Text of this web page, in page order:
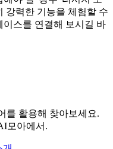
강력한 기능을 체험할 수
스를 연결해 보시길 바
를 활용해 찾아보세요.
모아에서.